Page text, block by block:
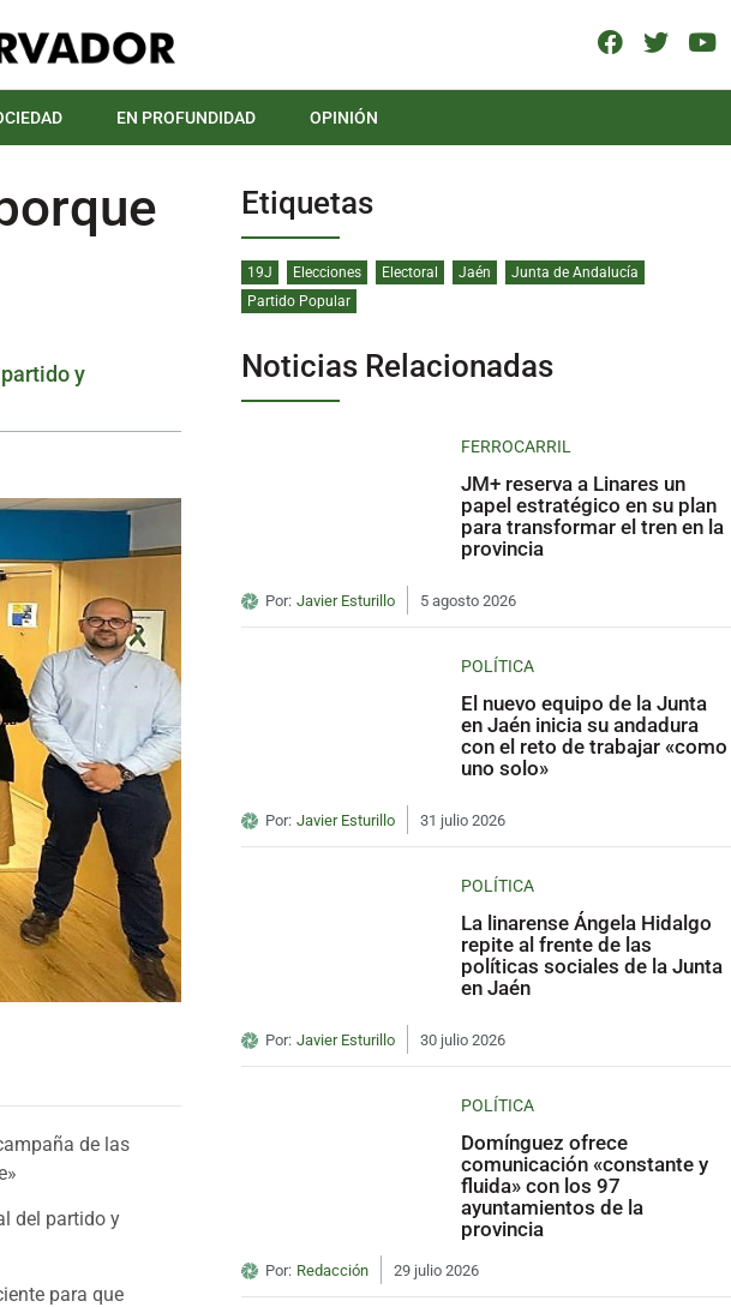
EN PROFUNDIDAD OPINIÓN
y
de las
del partido y
para que
Etiquetas
19J Elecciones Electoral Jaén
Junta de Andalucía
Partido Popular
Noticias Relacionadas
FERROCARRIL
JM+ reserva a Linares un
papel estratégico en su plan
para transformar el tren en la
provincia
Por: Javier Esturillo 5 agosto 2026
POLÍTICA
El nuevo equipo de la Junta
en Jaén inicia su andadura
con el reto de trabajar «como
uno solo»
Por: Javier Esturillo 31 julio 2026
POLÍTICA
La linarense Ángela Hidalgo
repite al frente de las
políticas sociales de la Junta
en Jaén
Por: Javier Esturillo 30 julio 2026
POLÍTICA
Domínguez ofrece
comunicación «constante y
fluida» con los 97
ayuntamientos de la
provincia
Por: Redacción 29 julio 2026